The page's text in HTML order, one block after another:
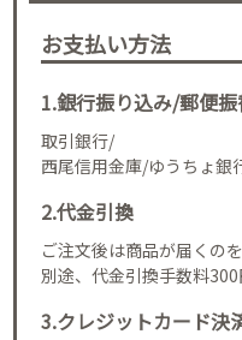
お支払い方法
1.銀行振り込み/郵便
取引銀行/
西尾信用金庫/ゆうちょ
2.代金引換
ご注文後は商品が届くの
別途、代金引換手数料300
3.クレジットカード決